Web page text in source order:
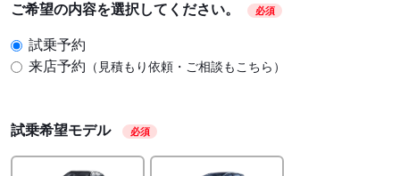
ご希望の内容を選択してください。 必須
試乗予約
来店予約 （見積もり依頼・ご相談もこちら）
試乗希望モデル 必須